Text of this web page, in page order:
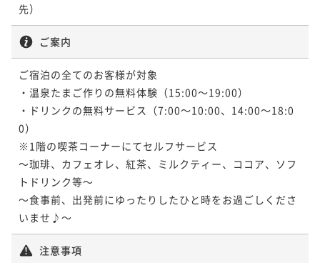
先）
ご案内
ご宿泊の全てのお客様が対象
・温泉たまご作りの無料体験（15:00～19:00）
・ドリンクの無料サービス（7:00～10:00、14:00～18:0
0）
※1階の喫茶コーナーにてセルフサービス
～珈琲、カフェオレ、紅茶、ミルクティー、ココア、ソフ
トドリンク等～
～食事前、出発前にゆったりしたひと時をお過ごしくださ
いませ♪～
注意事項